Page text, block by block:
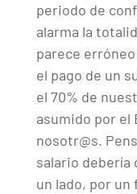
periodo de
alarma la
parece
el pago de un
el 70% de
asumido por el
nosotr@s.
salario debería
un lado, por un